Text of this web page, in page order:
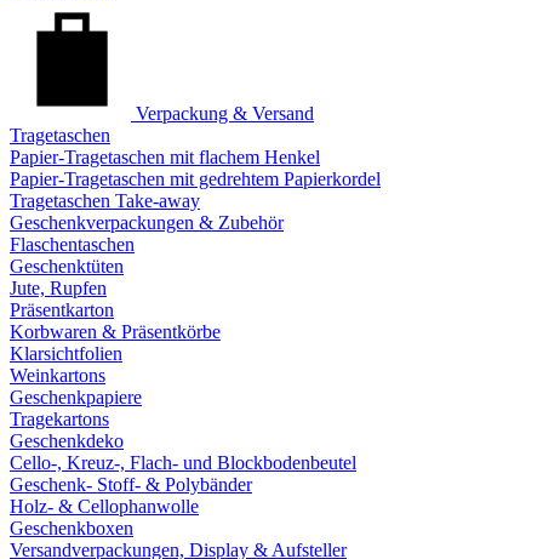
Verpackung & Versand
Tragetaschen
Papier-Tragetaschen mit flachem Henkel
Papier-Tragetaschen mit gedrehtem Papierkordel
Tragetaschen Take-away
Geschenkverpackungen & Zubehör
Flaschentaschen
Geschenktüten
Jute, Rupfen
Präsentkarton
Korbwaren & Präsentkörbe
Klarsichtfolien
Weinkartons
Geschenkpapiere
Tragekartons
Geschenkdeko
Cello-, Kreuz-, Flach- und Blockbodenbeutel
Geschenk- Stoff- & Polybänder
Holz- & Cellophanwolle
Geschenkboxen
Versandverpackungen, Display & Aufsteller